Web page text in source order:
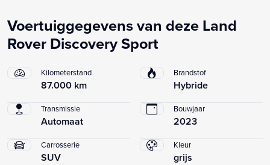
Voertuiggegevens van deze Land
Rover Discovery Sport
Kilometerstand
87.000 km
Brandstof
Hybride
Transmissie
Automaat
Bouwjaar
2023
Carrosserie
SUV
Kleur
grijs